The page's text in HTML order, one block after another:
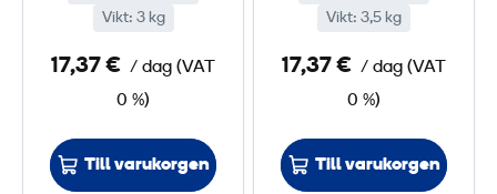
0
Vikt: 3 kg
17,37 € / dag (VAT
0 %)
Till varukorgen
0
Vikt: 3,5 kg
17,37 € / dag (VAT
0 %)
Till varukorgen